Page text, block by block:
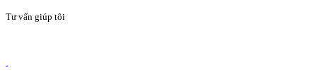
Tư vấn giúp tôi